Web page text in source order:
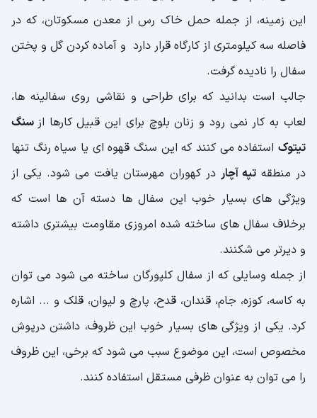
این زمینه، از جمله حمل خاک رس از معدن مسکوتان، که در
فاصله سه کیلومتری از کارگاه قرار دارد و آماده کردن گل و پختن
سفال را نادیده گرفت.
جالب است بدانید که برای طراحی و نقاشی روی سفالینه ها،
لعاب به ‌کار نمی رود و زنان بلوچ برای این قبیل کارها از سنگ
تیتوک استفاده می کنند که این سنگ قهوه ای یا سیاه رنگ تنها
در منطقهتپه آچار در کهوران مهرستان یافت می شود. یکی از
ویژگی های بسیار خوب این سفال ها دسته آن ها است که
برخلاف سفال های ساخته شده امروزی مقاومت بیشتری داشته
و دیرتر می شکنند.
از جمله وسایلی که از سفال کلپورگان ساخته می شود می توان
به کاسه، کوزه، جام، قندان، قدح، پارچ و لیوان، قلک و ... اشاره
کرد. یکی از ویژگی های بسیار خوب این ظروف، داشتن درپوش
مخصوص است، این موضوع سبب می شود که برخی، این ظروف
را می توان به عنوان ظرفی مستقل استفاده کنند.